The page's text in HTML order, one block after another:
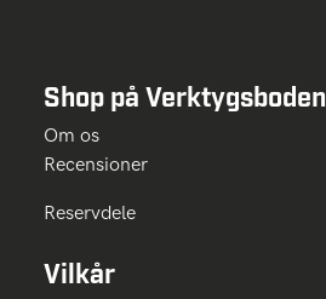
Shop på Verktygsboden
Om os
Recensioner
Reservdele
Vilkår